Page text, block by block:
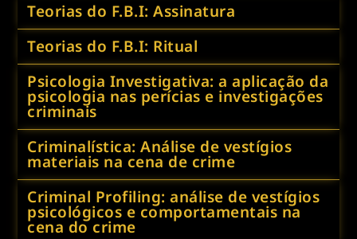
Teorias do F.B.I: Assinatura
Teorias do F.B.I: Ritual
Psicologia Investigativa: a aplicação da
psicologia nas perícias e investigações
criminais
Criminalística: Análise de vestígios
materiais na cena de crime
Criminal Profiling: análise de vestígios
psicológicos e comportamentais na
cena do crime